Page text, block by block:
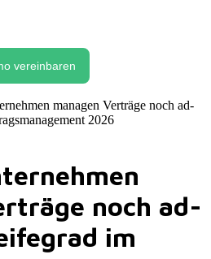
vereinbaren
managen Verträge noch ad-
2026
noch ad-
im